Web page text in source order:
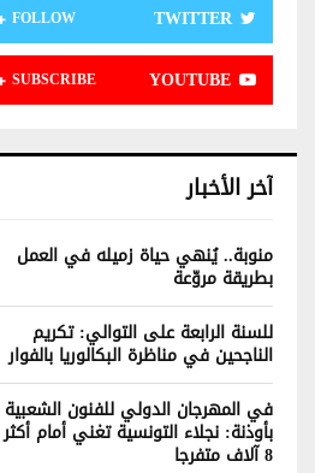
TWITTER
FOLLOW
YOUTUBE
SUBSCRIBE
آخر الأخبار
منوبة.. يُنهي حياة زميله في العمل
بطريقة مروّعة
للسنة الرابعة على التوالي: تكريم
الناجحين في مناظرة البكالوريا بالفوار
في المهرجان الدولي للفنون الشعبية
بأوذنة: نجلاء التونسية تغني أمام
8 آلاف متفرجا